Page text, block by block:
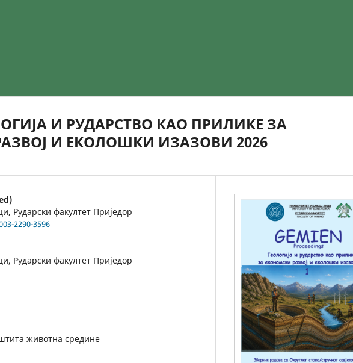
И РУДАРСТВО КАО ПРИЛИКЕ ЗА
И ЕКОЛОШКИ ИЗАЗОВИ 2026
Рударски факултет Приједор
2290-3596
Рударски факултет Приједор
животна средине